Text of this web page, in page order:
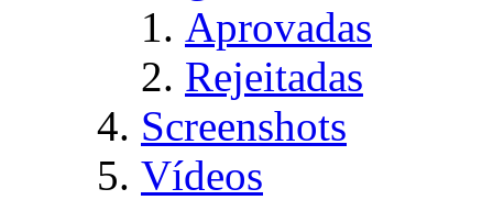
Aprovadas
Rejeitadas
Screenshots
Vídeos